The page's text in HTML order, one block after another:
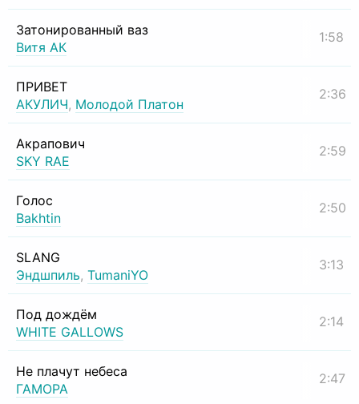
Затонированный ваз
Витя АК
1:58
ПРИВЕТ
АКУЛИЧ, Молодой Платон
2:36
Акрапович
SKY RAE
2:59
Голос
Bakhtin
2:50
SLANG
Эндшпиль, TumaniYO
3:13
Под дождём
WHITE GALLOWS
2:14
Не плачут небеса
ГАМОРА
2:47